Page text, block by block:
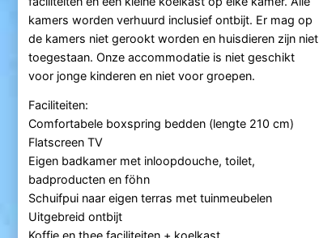
kamers worden verhuurd inclusief ontbijt. Er mag op
de kamers niet gerookt worden en huisdieren zijn niet
toegestaan. Onze accommodatie is niet geschikt
voor jonge kinderen en niet voor groepen.
Faciliteiten:
Comfortabele boxspring bedden (lengte 210 cm)
Flatscreen TV
Eigen badkamer met inloopdouche, toilet,
badproducten en föhn
Schuifpui naar eigen terras met tuinmeubelen
Uitgebreid ontbijt
Koffie en thee faciliteiten + koelkast